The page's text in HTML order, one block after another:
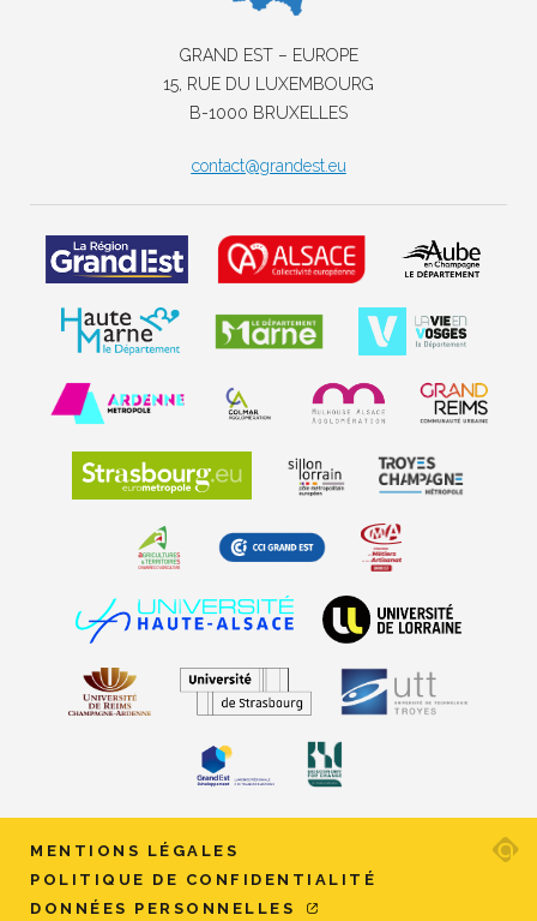
GRAND EST – EUROPE
15, RUE DU LUXEMBOURG
B-1000 BRUXELLES
contact@grandest.eu
MENTIONS LÉGALES
POLITIQUE DE CONFIDENTIALITÉ
DONNÉES PERSONNELLES